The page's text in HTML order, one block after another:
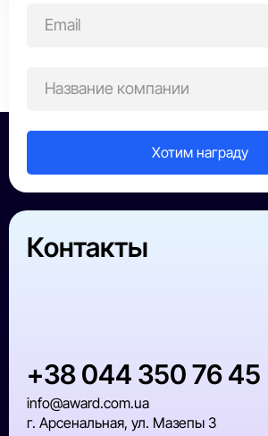
Контакты
+38 044 350 76 45
info@award.com.ua
г. Арсенальная, ул. Мазепы 3